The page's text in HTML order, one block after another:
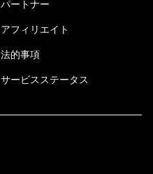
パートナー
アフィリエイト
法的事項
サービスステータス